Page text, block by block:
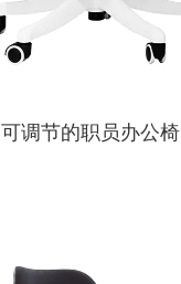
可调节的职员办公椅